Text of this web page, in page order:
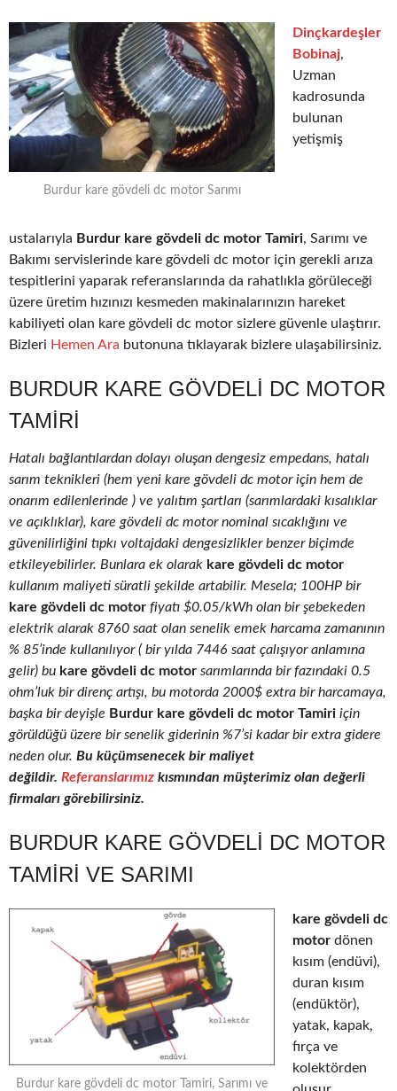
Burdur kare gövdeli dc motor Sarımı
Dinçkardeşler
Bobinaj,
Uzman
kadrosunda
bulunan
yetişmiş
ustalarıyla Burdur kare gövdeli dc motor Tamiri, Sarımı ve
Bakımı servislerinde kare gövdeli dc motor için gerekli arıza
tespitlerini yaparak referanslarında da rahatlıkla görüleceği
üzere üretim hızınızı kesmeden makinalarınızın hareket
kabiliyeti olan kare gövdeli dc motor sizlere güvenle ulaştırır.
Bizleri Hemen Ara butonuna tıklayarak bizlere ulaşabilirsiniz.
BURDUR KARE GÖVDELI DC MOTOR
TAMIRI
Hatalı bağlantılardan dolayı oluşan dengesiz empedans, hatalı
sarım teknikleri (hem yeni kare gövdeli dc motor için hem de
onarım edilenlerinde ) ve yalıtım şartları (sarımlardaki kısalıklar
ve açıklıklar), kare gövdeli dc motor nominal sıcaklığını ve
güvenilirliğini tıpkı voltajdaki dengesizlikler benzer biçimde
etkileyebilirler. Bunlara ek olarak kare gövdeli dc motor
kullanım maliyeti süratli şekilde artabilir. Mesela; 100HP bir
kare gövdeli dc motor fiyatı $0.05/kWh olan bir şebekeden
elektrik alarak 8760 saat olan senelik emek harcama zamanının
% 85’inde kullanılıyor ( bir yılda 7446 saat çalışıyor anlamına
gelir) bu kare gövdeli dc motor sarımlarında bir fazındaki 0.5
ohm’luk bir direnç artışı, bu motorda 2000$ extra bir harcamaya,
başka bir deyişle Burdur kare gövdeli dc motor Tamiri için
görüldüğü üzere bir senelik giderinin %7’si kadar bir extra gidere
neden olur. Bu küçümsenecek bir maliyet
değildir. Referanslarımız kısmından müşterimiz olan değerli
firmaları görebilirsiniz.
BURDUR KARE GÖVDELI DC MOTOR
TAMIRI VE SARIMI
Burdur kare gövdeli dc motor Tamiri, Sarımı ve
kare gövdeli dc
motor dönen
kısım (endüvi),
duran kısım
(endüktör),
yatak, kapak,
fırça ve
kolektörden